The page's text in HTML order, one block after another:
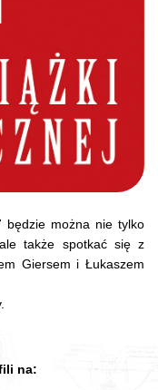
można nie tylko
także spotkać się z
Giersem i Łukaszem
na: